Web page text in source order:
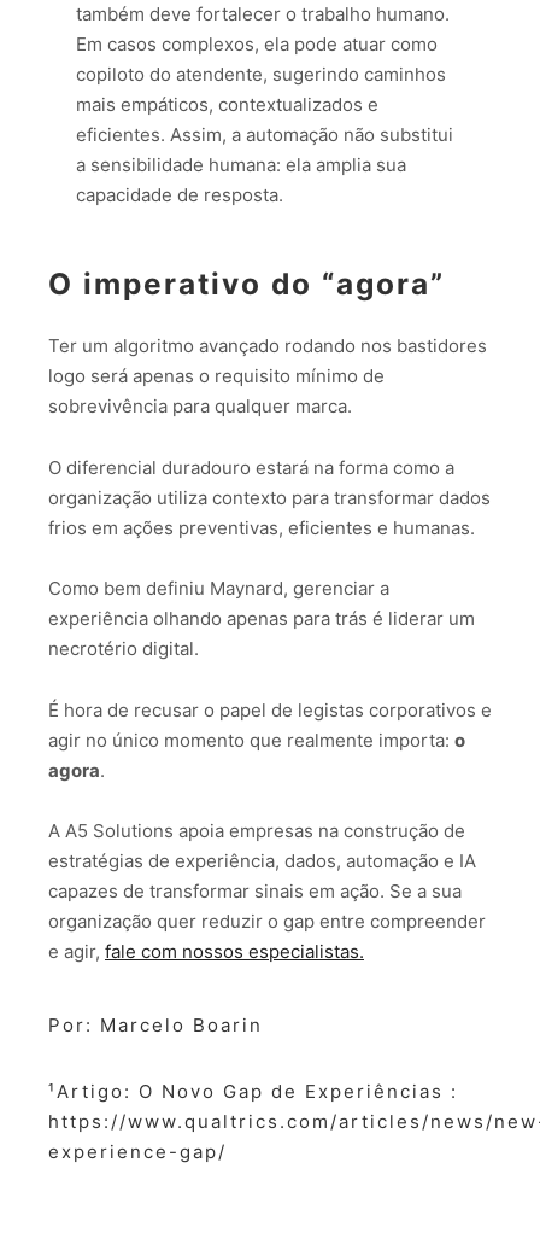
também deve fortalecer o trabalho humano.
Em casos complexos, ela pode atuar como
copiloto do atendente, sugerindo caminhos
mais empáticos, contextualizados e
eficientes. Assim, a automação não substitui
a sensibilidade humana: ela amplia sua
capacidade de resposta.
O imperativo do “agora”
Ter um algoritmo avançado rodando nos bastidores
logo será apenas o requisito mínimo de
sobrevivência para qualquer marca.
O diferencial duradouro estará na forma como a
organização utiliza contexto para transformar dados
frios em ações preventivas, eficientes e humanas.
Como bem definiu Maynard, gerenciar a
experiência olhando apenas para trás é liderar um
necrotério digital.
É hora de recusar o papel de legistas corporativos e
agir no único momento que realmente importa: o
agora.
A A5 Solutions apoia empresas na construção de
estratégias de experiência, dados, automação e IA
capazes de transformar sinais em ação. Se a sua
organização quer reduzir o gap entre compreender
e agir, fale com nossos especialistas.
Por: Marcelo Boarin
¹Artigo: O Novo Gap de Experiências :
https://www.qualtrics.com/articles/news/
experience-gap/